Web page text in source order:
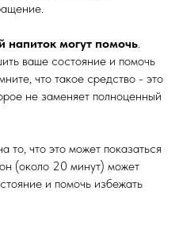
напиток могут помочь.
ваше состояние и помочь
что такое средство - это
не заменяет полноценный
то, что это может показаться
(около 20 минут) может
и помочь избежать